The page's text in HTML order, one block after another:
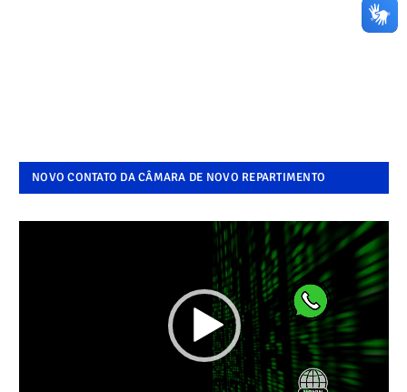
NOVO CONTATO DA CÂMARA DE NOVO REPARTIMENTO